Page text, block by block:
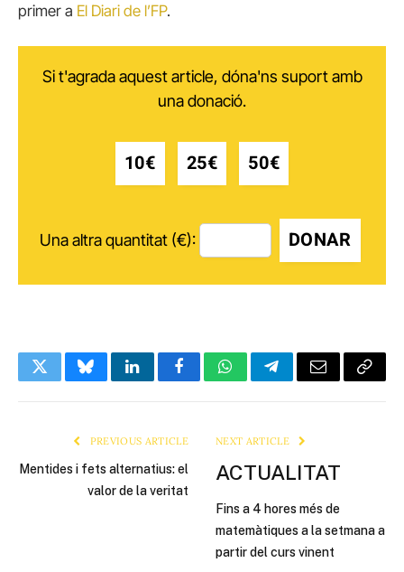
primer a El Diari de l’FP.
Si t'agrada aquest article, dóna'ns suport amb
una donació.
10€ 25€ 50€
Una altra quantitat (€): DONAR
TwitterBlueskyLinkedInFacebookWhatsAppTelegramEmail Copy
PREVIOUS ARTICLE
Mentides i fets alternatius: el
valor de la veritat
NEXT ARTICLE
ACTUALITAT
Fins a 4 hores més de
matemàtiques a la setmana a
partir del curs vinent